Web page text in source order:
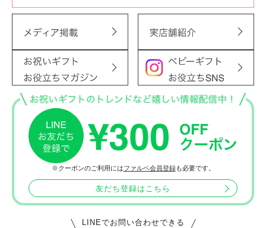
※クーポンのご利用にはファルベ会員登録も必要です。
友だち登録はこちら
LINEでお問い合わせできる